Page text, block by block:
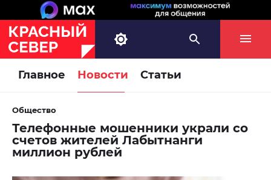
Главное Новости Статьи
Общество
Телефонные мошенники украли со
счетов жителей Лабытнанги
миллион рублей